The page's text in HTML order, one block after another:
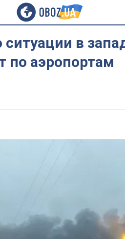
в
по аэропортам